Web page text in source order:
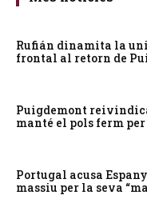
Rufián dinamita la
frontal al retorn de
Puigdemont
manté el pols ferm
Portugal acusa
massiu per la seva